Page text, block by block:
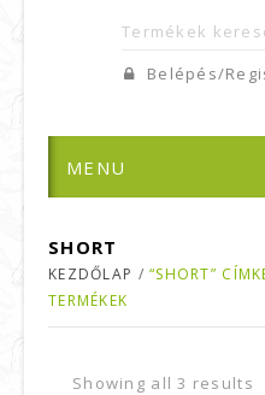
Belépés/
MENU
SHORT
KEZDŐLAP /“SHORT”
TERMÉKEK
Showing all 3 results